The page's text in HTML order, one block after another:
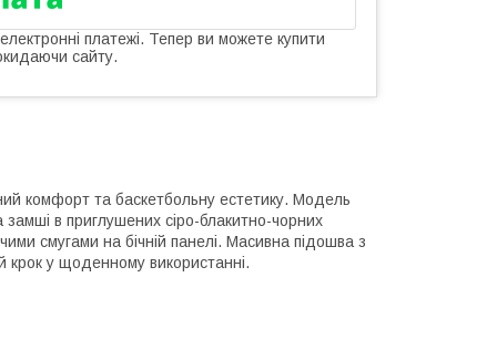
платежі. Тепер ви можете купити
сайту.
комфорт та баскетбольну естетику. Модель
в приглушених сіро-блакитно-чорних
смугами на бічній панелі. Масивна підошва з
крок у щоденному використанні.